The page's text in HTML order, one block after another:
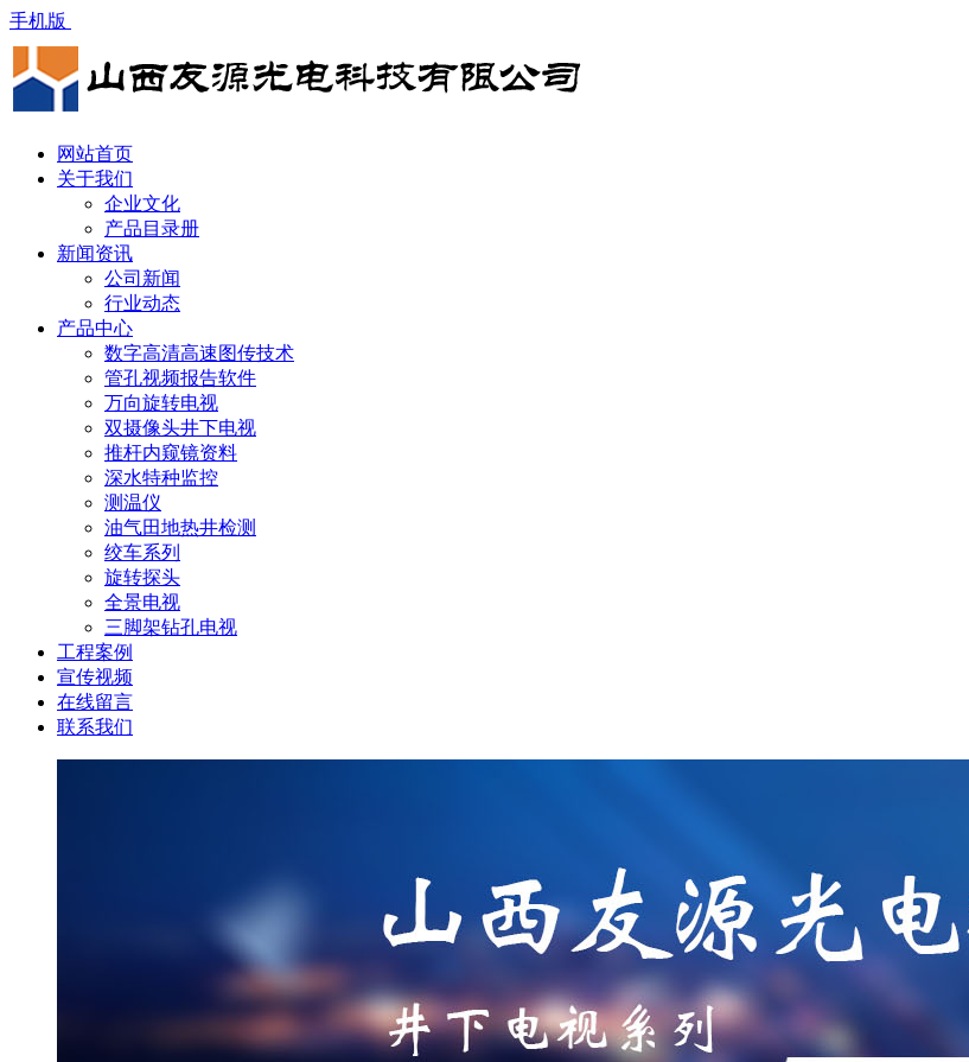
手机版
网站首页
关于我们
企业文化
产品目录册
新闻资讯
公司新闻
行业动态
产品中心
数字高清高速图传技术
管孔视频报告软件
万向旋转电视
双摄像头井下电视
推杆内窥镜资料
深水特种监控
测温仪
油气田地热井检测
绞车系列
旋转探头
全景电视
三脚架钻孔电视
工程案例
宣传视频
在线留言
联系我们